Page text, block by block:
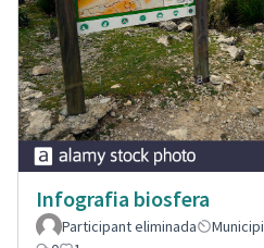
Infografia biosfera
Participant eliminada
Municipi